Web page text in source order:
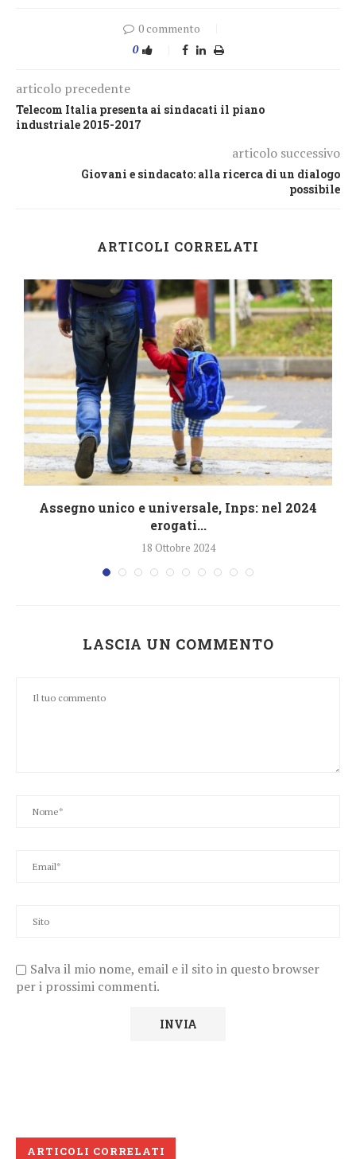
0 commento
0
articolo precedente
Telecom Italia presenta ai sindacati il piano
industriale 2015-2017
articolo successivo
Giovani e sindacato: alla ricerca di un dialogo
possibile
ARTICOLI CORRELATI
Assegno unico e universale, Inps: nel 2024
erogati...
18 Ottobre 2024
LASCIA UN COMMENTO
Salva il mio nome, email e il sito in questo browser
per i prossimi commenti.
ARTICOLI CORRELATI